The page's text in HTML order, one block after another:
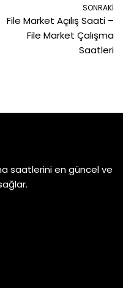
SONRAKI
File Market Açılış Saati –
File Market Çalışma
Saatleri
saatlerini en güncel ve